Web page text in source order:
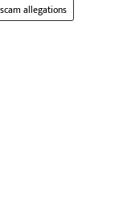
allegations